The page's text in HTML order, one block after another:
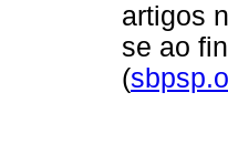
artigos
se ao
(